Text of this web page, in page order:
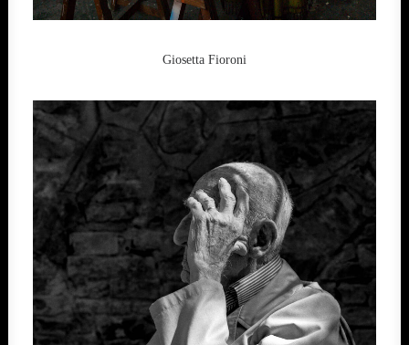
Giosetta Fioroni